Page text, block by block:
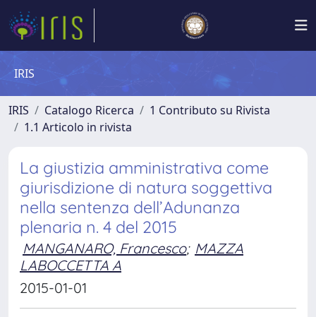
IRIS
IRIS Catalogo Ricerca
1 Contributo su Rivista
1.1 Articolo in rivista
La giustizia amministrativa come
giurisdizione di natura soggettiva
nella sentenza dell’Adunanza
plenaria n. 4 del 2015
MANGANARO, Francesco; MAZZA
LABOCCETTA A
2015-01-01